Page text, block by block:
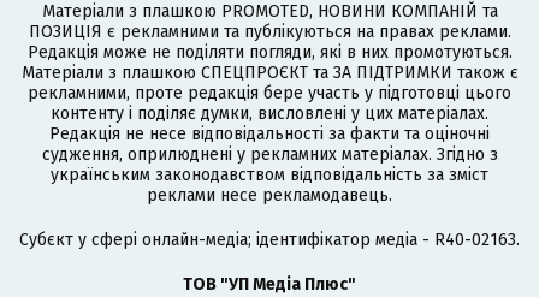
Матеріали з плашкою PROMOTED, НОВИНИ КОМПАНІЙ та
ПОЗИЦІЯ є рекламними та публікуються на правах реклами.
Редакція може не поділяти погляди, які в них промотуються.
Матеріали з плашкою СПЕЦПРОЄКТ та ЗА ПІДТРИМКИ також є
рекламними, проте редакція бере участь у підготовці цього
контенту і поділяє думки, висловлені у цих матеріалах.
Редакція не несе відповідальності за факти та оціночні
судження, оприлюднені у рекламних матеріалах. Згідно з
українським законодавством відповідальність за зміст
реклами несе рекламодавець.
Cубєкт у сфері онлайн-медіа; ідентифікатор медіа - R40-02163.
ТОВ "УП Медіа Плюс"